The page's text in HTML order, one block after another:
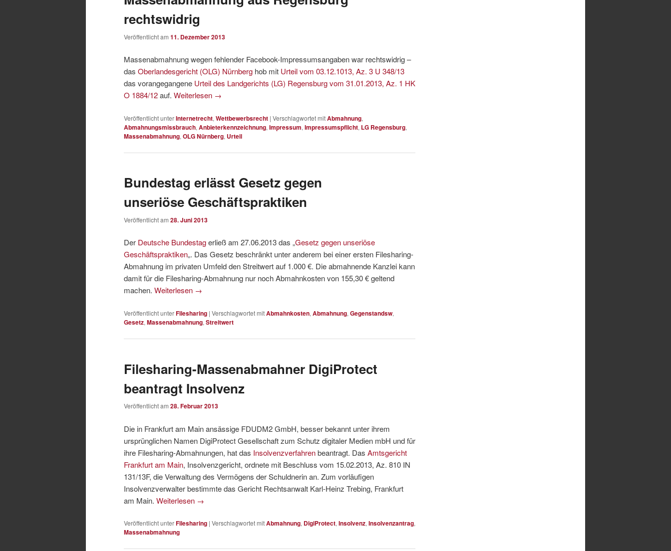
rechtswidrig
Veröffentlicht am 11. Dezember 2013
Massenabmahnung wegen fehlender Facebook-Impressumsangaben war rechtswidrig –
das Oberlandesgericht (OLG) Nürnberg hob mit Urteil vom 03.12.1013, Az. 3 U 348/13
das vorangegangene Urteil des Landgerichts (LG) Regensburg vom 31.01.2013, Az. 1 HK
O 1884/12auf. Weiterlesen →
Veröffentlicht unterInternetrecht, Wettbewerbsrecht | Verschlagwortet mitAbmahnung,
Abmahnungsmissbrauch, Anbieterkennzeichnung, Impressum, Impressumspflicht, LG Regensburg,
Massenabmahnung, OLG Nürnberg, Urteil
Bundestag erlässt Gesetz gegen
unseriöse Geschäftspraktiken
Veröffentlicht am 28. Juni 2013
Der Deutsche Bundestagerließ am 27.06.2013 das „Gesetz gegen unseriöse
Geschäftspraktiken„. Das Gesetz beschränkt unter anderem bei einer ersten Filesharing-
Abmahnung im privaten Umfeld den Streitwert auf 1.000 €. Die abmahnende Kanzlei kann
damit für die Filesharing-Abmahnung nur noch Abmahnkosten von 155,30 € geltend
machen. Weiterlesen →
Veröffentlicht unterFilesharing | Verschlagwortet mitAbmahnkosten, Abmahnung, Gegenstandsw,
Gesetz, Massenabmahnung, Streitwert
Filesharing-Massenabmahner DigiProtect
beantragt Insolvenz
Veröffentlicht am 28. Februar 2013
Die in Frankfurt am Main ansässige FDUDM2 GmbH, besser bekannt unter ihrem
ursprünglichen Namen DigiProtect Gesellschaft zum Schutz digitaler Medien mbH und für
ihre Filesharing-Abmahnungen, hat das Insolvenzverfahrenbeantragt. Das Amtsgericht
Frankfurt am Main, Insolvenzgericht, ordnete mit Beschluss vom 15.02.2013, Az. 810 IN
131/13F, die Verwaltung des Vermögens der Schuldnerin an. Zum vorläufigen
Insolvenzverwalter bestimmte das Gericht Rechtsanwalt Karl-Heinz Trebing, Frankfurt
am Main. Weiterlesen →
Veröffentlicht unterFilesharing | Verschlagwortet mitAbmahnung, DigiProtect, Insolvenz, Insolvenzantrag,
Massenabmahnung